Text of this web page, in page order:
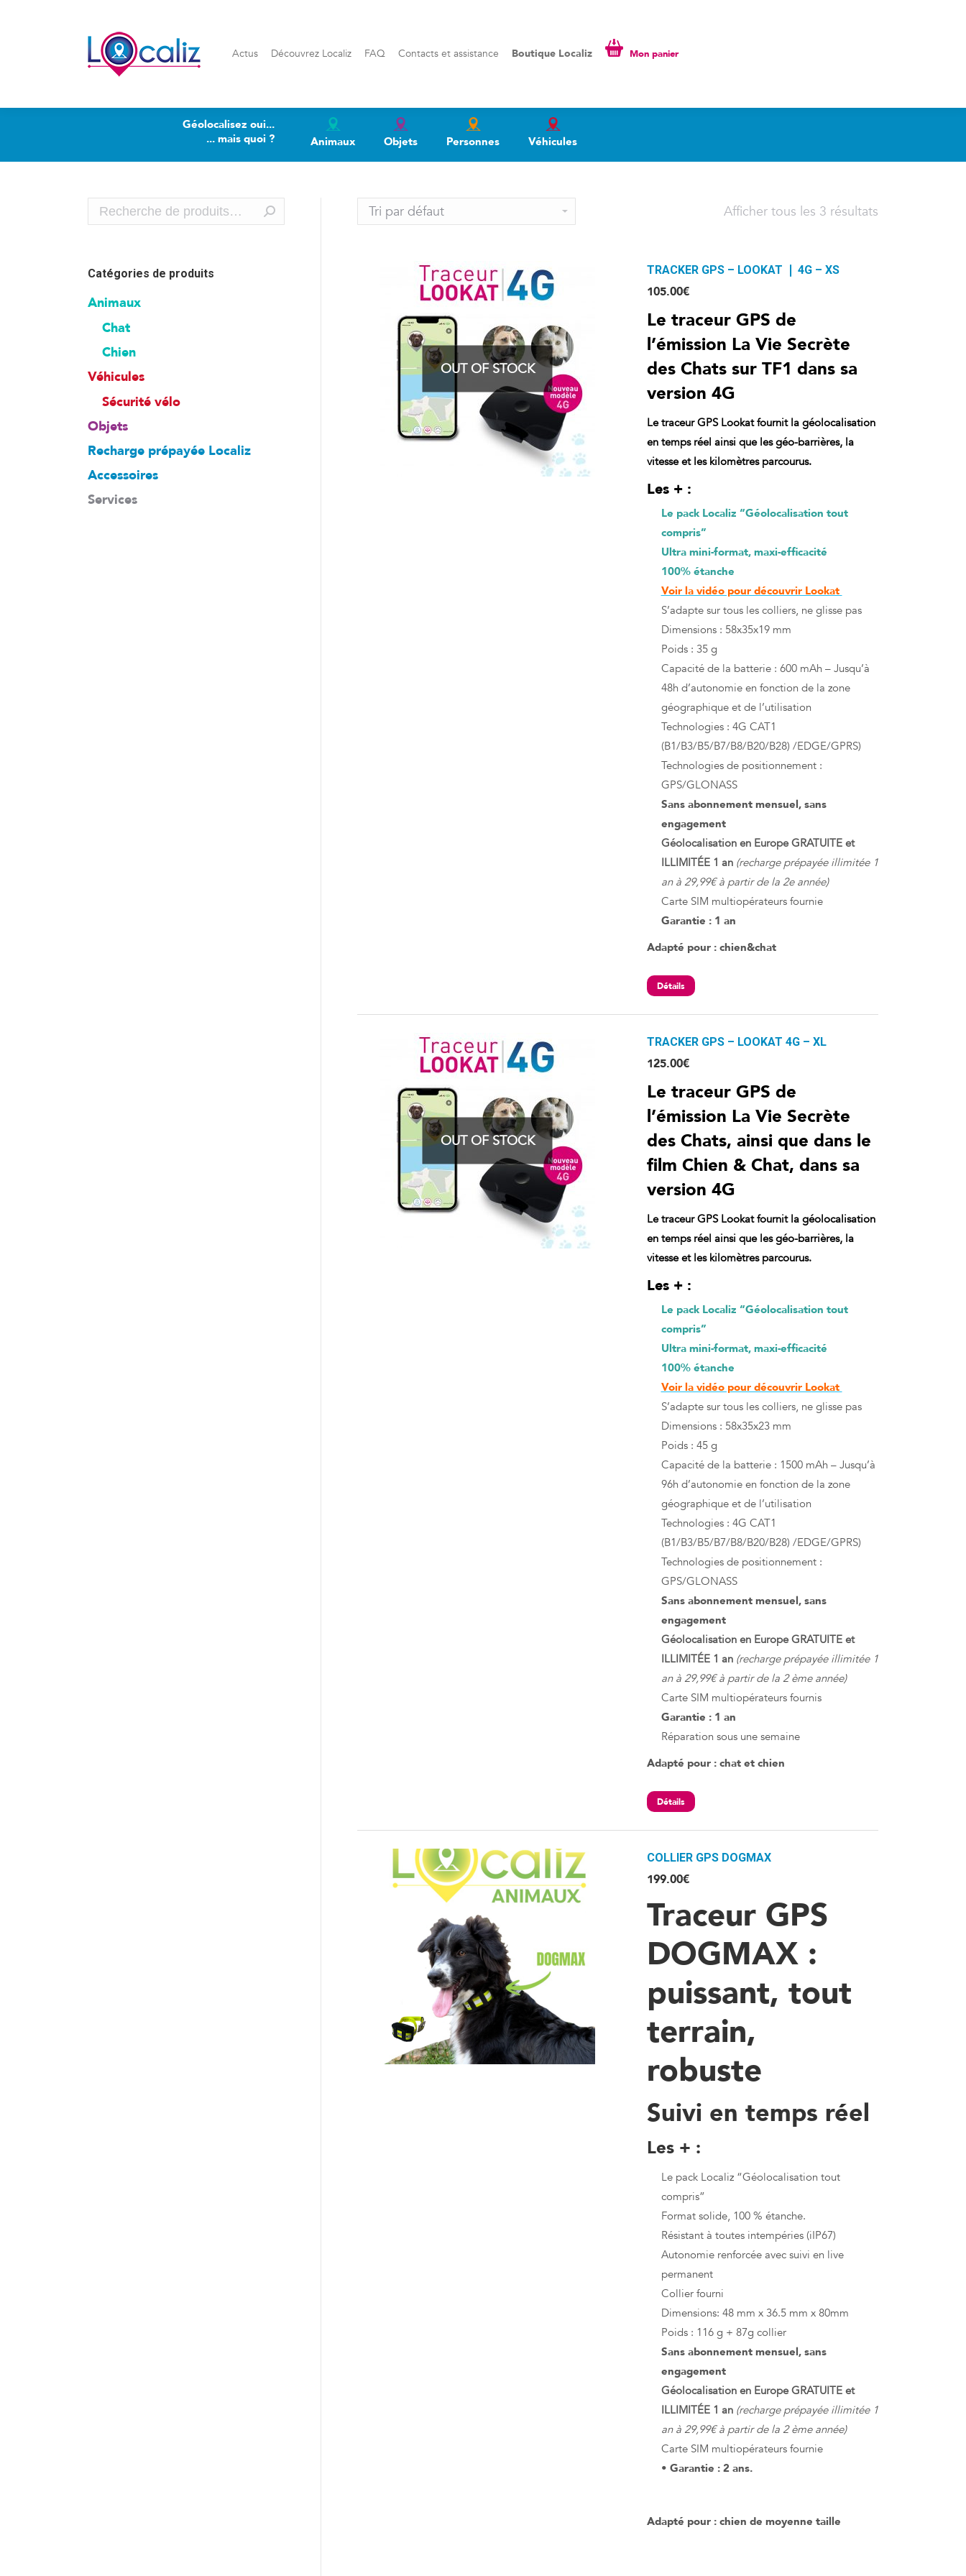
Actus Découvrez Localiz FAQ Contacts et assistance Boutique Localiz Mon panier
Géolocalisez oui...
... mais quoi ?
Animaux Objets Personnes Véhicules
Afficher tous les 3 résultats
OUT OF STOCK
TRACKER GPS – LOOKAT ❘ 4G – XS
105.00€
Le traceur GPS de
l’émission La Vie Secrète
des Chats sur TF1 dans sa
version 4G
Le traceur GPS Lookat fournit la géolocalisation
en temps réel ainsi que les géo-barrières, la
vitesse et les kilomètres parcourus.
Les + :
Le pack Localiz “Géolocalisation tout
compris”
Ultra mini-format, maxi-efficacité
100% étanche
Voir la vidéo pour découvrir Lookat
S’adapte sur tous les colliers, ne glisse pas
Dimensions : 58x35x19 mm
Poids : 35 g
Capacité de la batterie : 600 mAh – Jusqu’à
48h d’autonomie en fonction de la zone
géographique et de l’utilisation
Technologies : 4G CAT1
(B1/B3/B5/B7/B8/B20/B28) /EDGE/GPRS)
Technologies de positionnement :
GPS/GLONASS
Sans abonnement mensuel, sans
engagement
Géolocalisation en Europe GRATUITE et
ILLIMITÉE 1 an (recharge prépayée illimitée 1
an à 29,99€ à partir de la 2e année)
Carte SIM multiopérateurs fournie
Garantie : 1 an
Adapté pour : chien&chat
Détails
OUT OF STOCK
TRACKER GPS – LOOKAT 4G – XL
125.00€
Le traceur GPS de
l’émission La Vie Secrète
des Chats, ainsi que dans le
film Chien & Chat, dans sa
version 4G
Le traceur GPS Lookat fournit la géolocalisation
en temps réel ainsi que les géo-barrières, la
vitesse et les kilomètres parcourus.
Les + :
Le pack Localiz “Géolocalisation tout
compris”
Ultra mini-format, maxi-efficacité
100% étanche
Voir la vidéo pour découvrir Lookat
S’adapte sur tous les colliers, ne glisse pas
Dimensions : 58x35x23 mm
Poids : 45 g
Capacité de la batterie : 1500 mAh – Jusqu’à
96h d’autonomie en fonction de la zone
géographique et de l’utilisation
Technologies : 4G CAT1
(B1/B3/B5/B7/B8/B20/B28) /EDGE/GPRS)
Technologies de positionnement :
GPS/GLONASS
Sans abonnement mensuel, sans
engagement
Géolocalisation en Europe GRATUITE et
ILLIMITÉE 1 an (recharge prépayée illimitée 1
an à 29,99€ à partir de la 2 ème année)
Carte SIM multiopérateurs fournis
Garantie : 1 an
Réparation sous une semaine
Adapté pour : chat et chien
Détails
COLLIER GPS DOGMAX
199.00€
Traceur GPS
DOGMAX :
puissant, tout
terrain,
robuste
Suivi en temps réel
Les + :
Le pack Localiz “Géolocalisation tout
compris”
Format solide, 100 % étanche.
Résistant à toutes intempéries (iIP67)
Autonomie renforcée avec suivi en live
permanent
Collier fourni
Dimensions: 48 mm x 36.5 mm x 80mm
Poids : 116 g + 87g collier
Sans abonnement mensuel, sans
engagement
Géolocalisation en Europe GRATUITE et
ILLIMITÉE 1 an (recharge prépayée illimitée 1
an à 29,99€ à partir de la 2 ème année)
Carte SIM multiopérateurs fournie
• Garantie : 2 ans.
Adapté pour : chien de moyenne taille
Catégories de produits
Animaux
Chat
Chien
Véhicules
Sécurité vélo
Objets
Recharge prépayée Localiz
Accessoires
Services